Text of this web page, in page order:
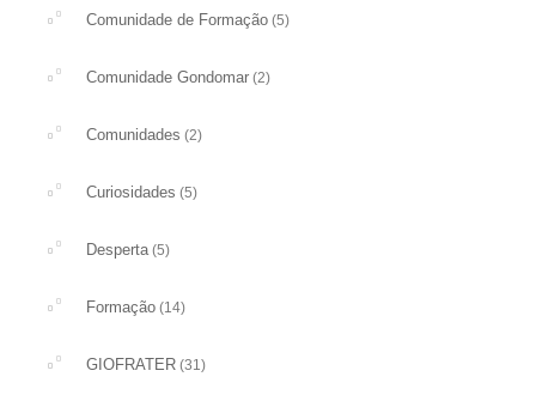
Comunidade de Formação (5)
Comunidade Gondomar (2)
Comunidades (2)
Curiosidades (5)
Desperta(5)
Formação (14)
GIOFRATER (31)